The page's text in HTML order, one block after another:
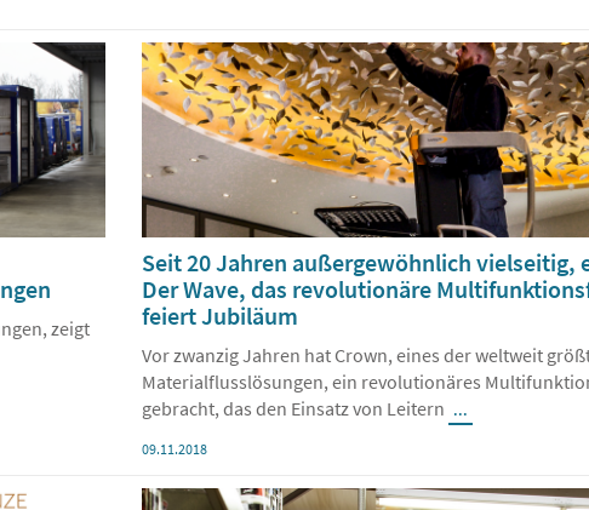
zeigt
Seit 20 Jahren außergewöhnlich vielseitig,
Der Wave, das revolutionäre
feiert Jubiläum
Vor zwanzig Jahren hat Crown, eines der weltweit
Materialflusslösungen, ein revolutionäres
gebracht, das den Einsatz von Leitern ...
09.11.2018